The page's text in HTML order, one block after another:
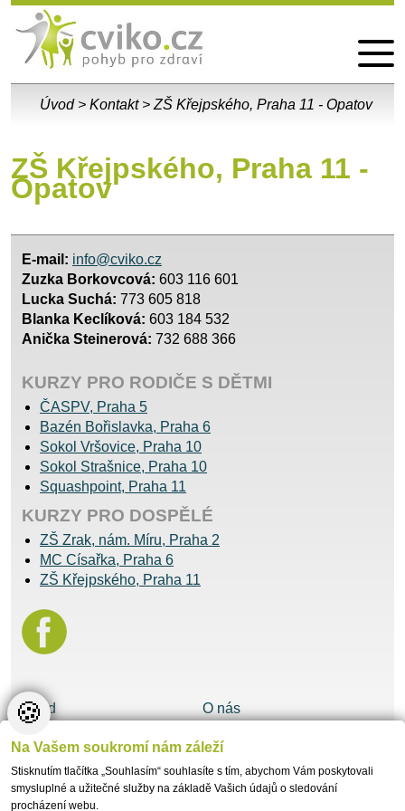
Pobyty
Fotogalerie
Kontakt
Úvod> Kontakt> ZŠ Křejpského, Praha 11 - Opatov
ZŠ Křejpského, Praha 11 -
Opatov
Úvod
O nás
Cvičení a Rozvrhy
Rezervace
Pobyty
Vzdělávací akce
Fotogalerie
Kontakt
Nastavení cookies
E-mail: info@cviko.cz
Zuzka Borkovcová: 603 116 601
Lucka Suchá: 773 605 818
Blanka Keclíková: 603 184 532
Anička Steinerová: 732 688 366
KURZY PRO RODIČE S DĚTMI
ČASPV, Praha 5
Bazén Bořislavka, Praha 6
Sokol Vršovice, Praha 10
Sokol Strašnice, Praha 10
Squashpoint, Praha 11
KURZY PRO DOSPĚLÉ
ZŠ Zrak, nám. Míru, Praha 2
MC Císařka, Praha 6
ZŠ Křejpského, Praha 11
🍪
Na Vašem soukromí nám záleží
Stisknutím tlačítka „Souhlasím“ souhlasíte s tím, abychom Vám poskytovali
smysluplné a užitečné služby na základě Vašich údajů o sledování
procházení webu.